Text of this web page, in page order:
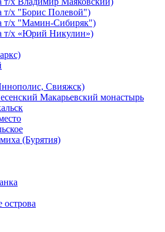
т/х "Борис Полевой")
т/х "Мамин-Сибиряк")
т/х «Юрий Никулин»)
Свияжск)
Макарьевский монастырь
(Бурятия)
острова